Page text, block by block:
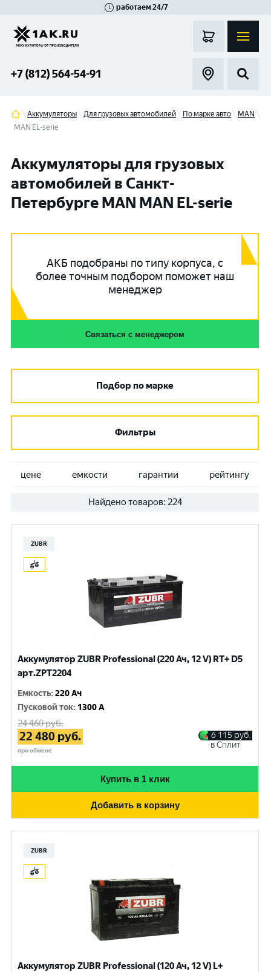
работаем 24/7
+7 (812) 564-54-91
Аккумуляторы Для грузовых автомобилей По марке авто
MAN
MAN EL-serie
Аккумуляторы для грузовых
автомобилей в Санкт-
Петербурге MAN MAN EL-serie
АКБ подобраны по типу корпуса, с
более точным подбором поможет наш
менеджер
Связаться с менеджером
Подбор по марке
Фильтры
цене емкости гарантии рейтингу
Найдено товаров: 224
ZUBR
Аккумулятор ZUBR Professional (220 Ач, 12 V) RT+ D5
арт.ZPT2204
Емкость:220 Ач
Пусковой ток: 1300 A
24 460руб.
22 480 руб.
при обмене
6 115 руб.
в Сплит
Купить в 1 клик
Добавить в корзину
ZUBR
Аккумулятор ZUBR Professional (120 Ач, 12 V) L+
Гатчина